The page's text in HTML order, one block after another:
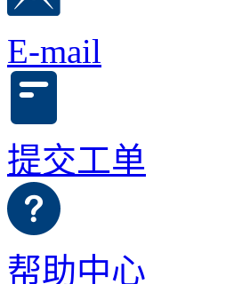
E-mail
提交工单
帮助中心